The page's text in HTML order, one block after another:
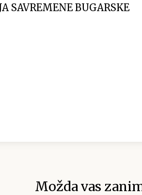
SAVREMENE BUGARSKE
Možda vas